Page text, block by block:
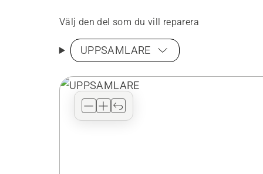
Välj den del som du vill reparera
UPPSAMLARE